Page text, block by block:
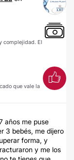
complejidad. El
que vale la
años me puse
3 bebés, me dijero
forma, y
y me los